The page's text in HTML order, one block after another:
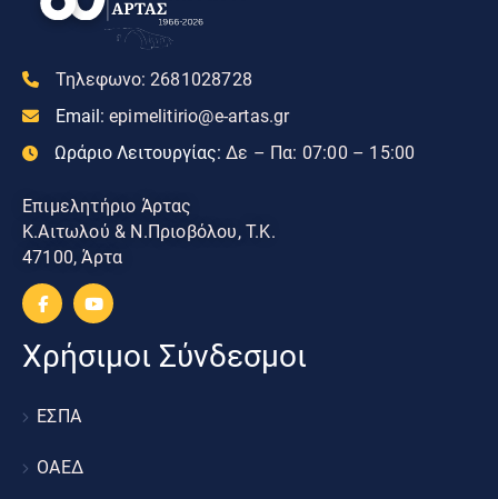
Τηλεφωνο: 2681028728
Email: epimelitirio@e-artas.gr
Ωράριο Λειτουργίας: Δε – Πα: 07:00 – 15:00
Επιμελητήριο Άρτας
Κ.Αιτωλού & Ν.Πριοβόλου, Τ.Κ.
47100, Άρτα
Χρήσιμοι Σύνδεσμοι
ΕΣΠΑ
ΟΑΕΔ